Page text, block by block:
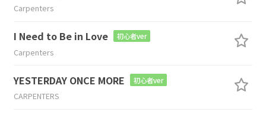
Carpenters
I Need to Be in Love 初心者ver
Carpenters
YESTERDAY ONCE MORE 初心者ver
CARPENTERS